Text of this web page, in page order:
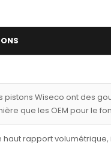
pistons Wiseco ont des
que les OEM pour le
haut rapport volumétrique,